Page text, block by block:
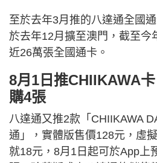
至於去年3月推的八達通全國
於去年12月擴至澳門，截至今
近26萬張全國通卡。
8月1日推CHIIKAWA
購4張
八達通又推2款「CHIIKAWA
通」，實體版售價128元，虛
就18元，8月1日起可於App上